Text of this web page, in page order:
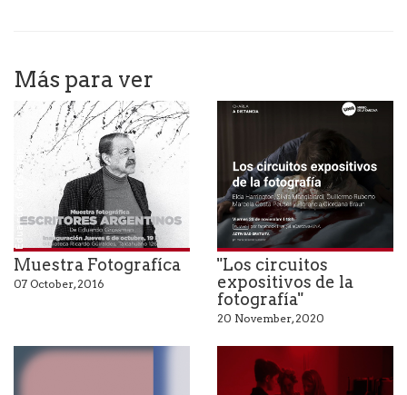
Más para ver
Eduardo Grossman
Muestra Fotografíca
07 October, 2016
"Los circuitos
expositivos de la
fotografía"
20 November, 2020